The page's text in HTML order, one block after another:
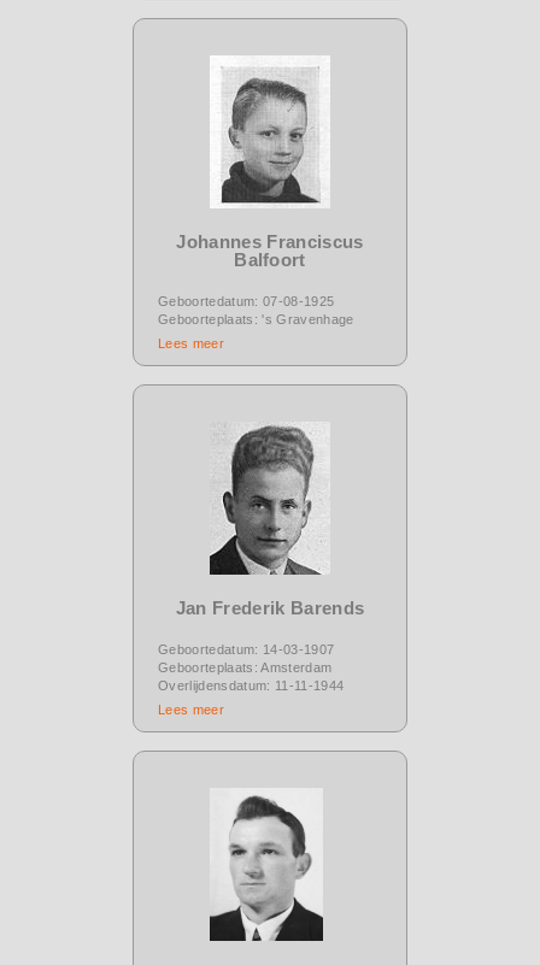
Johannes Franciscus
Balfoort
Geboortedatum: 07-08-1925
Geboorteplaats: 's Gravenhage
Lees meer
Jan Frederik Barends
Geboortedatum: 14-03-1907
Geboorteplaats: Amsterdam
Overlijdensdatum: 11-11-1944
Lees meer